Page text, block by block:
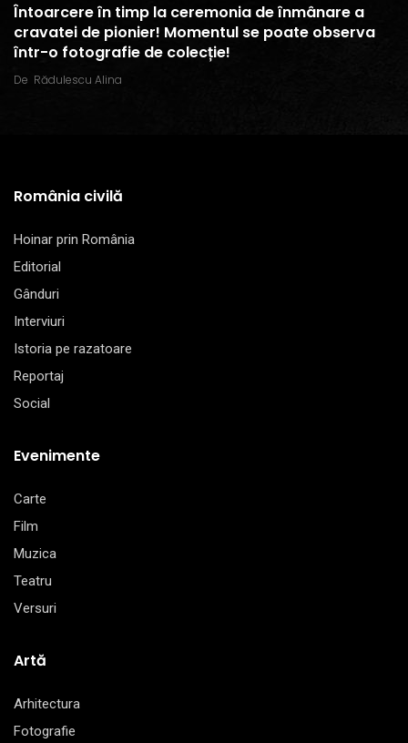
Întoarcere în timp la ceremonia de înmânare a
cravatei de pionier! Momentul se poate observa
într-o fotografie de colecție!
De Rădulescu Alina
România civilă
Hoinar prin România
Editorial
Gânduri
Interviuri
Istoria pe razatoare
Reportaj
Social
Evenimente
Carte
Film
Muzica
Teatru
Versuri
Artă
Arhitectura
Fotografie